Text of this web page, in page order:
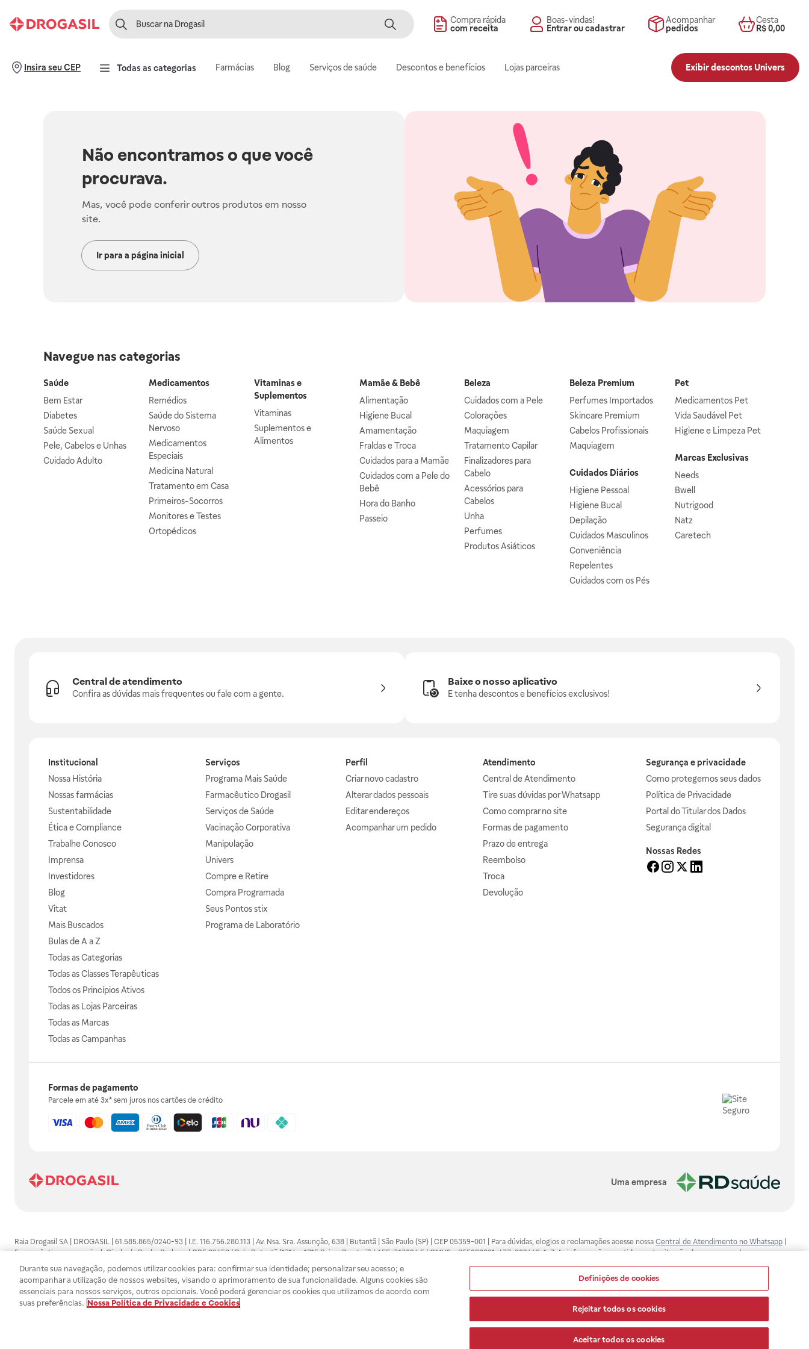
Compra rápida
com receita
Boas-vindas!
Entrar ou cadastrar
Acompanhar
pedidos
Cesta
R$ 0,00
Insira seu CEP Todas as categorias Farmácias Blog Serviços de saúde Descontos e benefícios Lojas parceiras Exibir descontos Univers
Não encontramos o que você
procurava.
Mas, você pode conferir outros produtos em nosso
site.
Ir para a página inicial
Navegue nas categorias
Saúde
Bem Estar
Diabetes
Saúde Sexual
Pele, Cabelos e Unhas
Cuidado Adulto
Medicamentos
Remédios
Saúde do Sistema
Nervoso
Medicamentos
Especiais
Medicina Natural
Tratamento em Casa
Primeiros-Socorros
Monitores e Testes
Ortopédicos
Vitaminas e
Suplementos
Vitaminas
Suplementos e
Alimentos
Mamãe & Bebê
Alimentação
Higiene Bucal
Amamentação
Fraldas e Troca
Cuidados para a Mamãe
Cuidados com a Pele do
Bebê
Hora do Banho
Passeio
Beleza
Cuidados com a Pele
Colorações
Maquiagem
Tratamento Capilar
Finalizadores para
Cabelo
Acessórios para
Cabelos
Unha
Perfumes
Produtos Asiáticos
Beleza Premium
Perfumes Importados
Skincare Premium
Cabelos Profissionais
Maquiagem
Cuidados Diários
Higiene Pessoal
Higiene Bucal
Depilação
Cuidados Masculinos
Conveniência
Repelentes
Cuidados com os Pés
Pet
Medicamentos Pet
Vida Saudável Pet
Higiene e Limpeza Pet
Marcas Exclusivas
Needs
Bwell
Nutrigood
Natz
Caretech
Central de atendimento
Confira as dúvidas mais frequentes ou fale com a gente.
Baixe o nosso aplicativo
E tenha descontos e benefícios exclusivos!
Institucional
Nossa História
Nossas farmácias
Sustentabilidade
Ética e Compliance
Trabalhe Conosco
Imprensa
Investidores
Blog
Vitat
Mais Buscados
Bulas de A a Z
Todas as Categorias
Todas as Classes Terapêuticas
Todos os Princípios Ativos
Todas as Lojas Parceiras
Todas as Marcas
Todas as Campanhas
Serviços
Programa Mais Saúde
Farmacêutico Drogasil
Serviços de Saúde
Vacinação Corporativa
Manipulação
Univers
Compre e Retire
Compra Programada
Seus Pontos stix
Programa de Laboratório
Perfil
Criar novo cadastro
Alterar dados pessoais
Editar endereços
Acompanhar um pedido
Atendimento
Central de Atendimento
Tire suas dúvidas por Whatsapp
Como comprar no site
Formas de pagamento
Prazo de entrega
Reembolso
Troca
Devolução
Segurança e privacidade
Como protegemos seus dados
Política de Privacidade
Portal do Titular dos Dados
Segurança digital
Nossas Redes
Formas de pagamento
Parcele em até 3x* sem juros nos cartões de crédito
Uma empresa
Raia Drogasil SA | DROGASIL | 61.585.865/0240-93 | I.E. 116.756.280.113 | Av. Nsa. Sra. Assunção, 638 | Butantã | São Paulo (SP) | CEP 05359-001 | Para dúvidas, elogios e reclamações acesse nossa Central de Atendimento no Whatsapp
Farmacêutico responsável: Gisele da Penha Barbosa | CRF 89453 | Polo Butantã (1714 e 1715 Raia e Drogasil) | AFE: 7.17094.5 | CMVS - 355030801-477-002443-1-7. As informações contidas neste site não devem ser usadas para
automedicação e não substituem, em hipótese alguma, as orientações dadas pelo profissional da área médica. Somente o médico está apto a diagnosticar qualquer problema de saúde e prescrever o tratamento adequado. Ao
persistirem os sintomas, um médico deverá ser consultado. Os preços e promoções divulgados no site são válidos apenas para compras feitas pela internet. Maiores esclarecimentos, consultar o site: www.anvisa.gov.br. A Raia Drogasil
SA trabalha com as tecnologias mais avançadas de proteção de dados, para que você possa realizar suas compras com tranquilidade. A privacidade e a segurança dos clientes são compromissos da Raia Drogasil SA. Todos os pedidos
efetuados estão sujeitos à confirmação da disponibilidade de produto em nosso estoque.
Durante sua navegação, podemos utilizar cookies para: confirmar sua identidade; personalizar seu acesso; e
acompanhar a utilização de nossos websites, visando o aprimoramento de sua funcionalidade. Alguns cookies são
essenciais para nossos serviços, outros opcionais. Você poderá gerenciar os cookies que utilizamos de acordo com
suas preferências. Nossa Política de Privacidade e Cookies
Definições de cookies
Rejeitar todos os cookies
Aceitar todos os cookies